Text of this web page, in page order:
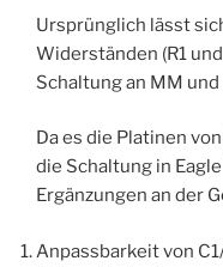
Ursprünglich lässt
Widerständen (R1
Schaltung an MM
Da es die Platinen
die Schaltung in
Ergänzungen an der
Anpassbarkeit von